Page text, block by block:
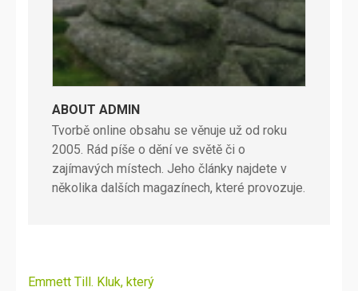
ABOUT ADMIN
Tvorbě online obsahu se věnuje už od roku
2005. Rád píše o dění ve světě či o
zajímavých místech. Jeho články najdete v
několika dalších magazínech, které provozuje.
Navigace
Emmett Till. Kluk, který